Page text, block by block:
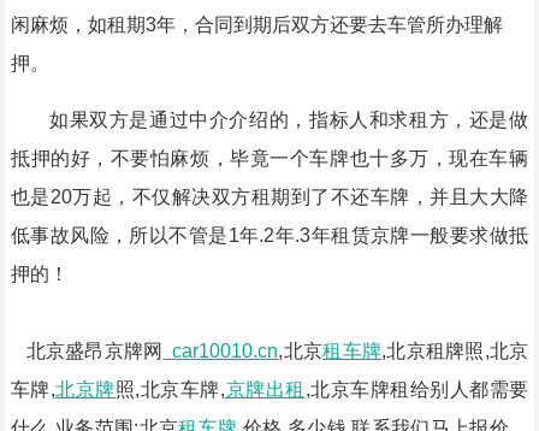
闲麻烦，如租期3年，合同到期后双方还要去车管所办理解
押。
如果双方是通过中介介绍的，指标人和求租方，还是做
抵押的好，不要怕麻烦，毕竟一个车牌也十多万，现在车辆
也是20万起，不仅解决双方租期到了不还车牌，并且大大降
低事故风险，所以不管是1年.2年.3年租赁京牌一般要求做抵
押的！
北京盛昂京牌网 car10010.cn,北京租车牌,北京租牌照,北京
车牌,北京牌照,北京车牌,京牌出租 ,北京车牌租给别人都需要